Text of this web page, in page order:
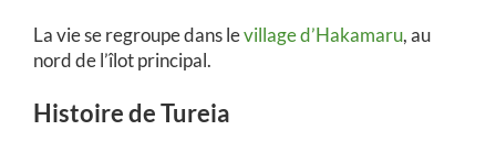
La vie se regroupe dans levillage d’Hakamaru, au
nord de l’îlot principal.
Histoire de Tureia